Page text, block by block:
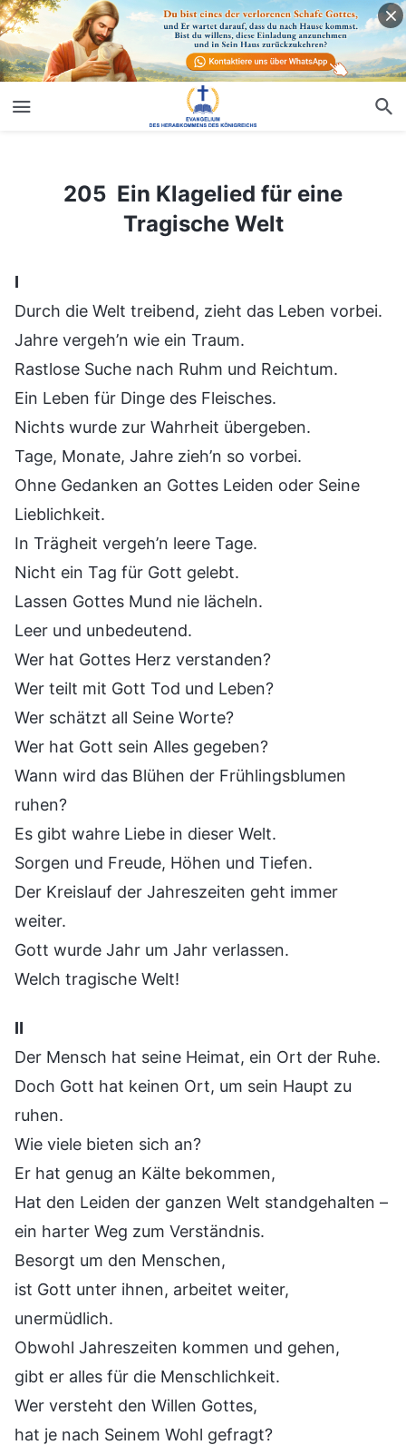
205 Ein Klagelied für eine Tragische Welt
205 Ein Klagelied für eine
Tragische Welt
Ⅰ
Durch die Welt treibend, zieht das Leben vorbei.
Jahre vergeh’n wie ein Traum.
Rastlose Suche nach Ruhm und Reichtum.
Ein Leben für Dinge des Fleisches.
Nichts wurde zur Wahrheit übergeben.
Tage, Monate, Jahre zieh’n so vorbei.
Ohne Gedanken an Gottes Leiden oder Seine
Lieblichkeit.
In Trägheit vergeh’n leere Tage.
Nicht ein Tag für Gott gelebt.
Lassen Gottes Mund nie lächeln.
Leer und unbedeutend.
Wer hat Gottes Herz verstanden?
Wer teilt mit Gott Tod und Leben?
Wer schätzt all Seine Worte?
Wer hat Gott sein Alles gegeben?
Wann wird das Blühen der Frühlingsblumen
ruhen?
Es gibt wahre Liebe in dieser Welt.
Sorgen und Freude, Höhen und Tiefen.
Der Kreislauf der Jahreszeiten geht immer
weiter.
Gott wurde Jahr um Jahr verlassen.
Welch tragische Welt!
Ⅱ
Der Mensch hat seine Heimat, ein Ort der Ruhe.
Doch Gott hat keinen Ort, um sein Haupt zu
ruhen.
Wie viele bieten sich an?
Er hat genug an Kälte bekommen,
Hat den Leiden der ganzen Welt standgehalten –
ein harter Weg zum Verständnis.
Besorgt um den Menschen,
ist Gott unter ihnen, arbeitet weiter,
unermüdlich.
Obwohl Jahreszeiten kommen und gehen,
gibt er alles für die Menschlichkeit.
Wer versteht den Willen Gottes,
hat je nach Seinem Wohl gefragt?